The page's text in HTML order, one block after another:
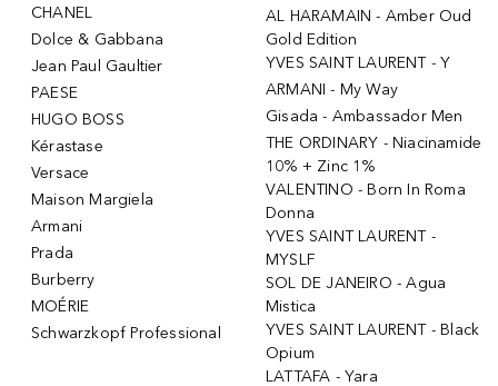
CHANEL
Dolce & Gabbana
Jean Paul Gaultier
PAESE
HUGO BOSS
Kérastase
Versace
Maison Margiela
Armani
Prada
Burberry
MOÉRIE
Schwarzkopf Professional
AL HARAMAIN - Amber Oud
Gold Edition
YVES SAINT LAURENT - Y
ARMANI - My Way
Gisada - Ambassador Men
THE ORDINARY - Niacinamide
10% + Zinc 1%
VALENTINO - Born In Roma
Donna
YVES SAINT LAURENT -
MYSLF
SOL DE JANEIRO - Agua
Mistica
YVES SAINT LAURENT - Black
Opium
LATTAFA - Yara